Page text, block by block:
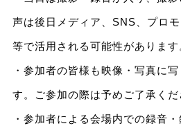
声は後日メディア、SNS、プロ
等で活用される可能性があります
・参加者の皆様も映像・写真に
す。ご参加の際は予めご了承くだ
・参加者による会場内での録音